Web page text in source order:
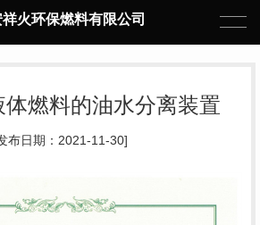
火环保燃料有限公司
燃料的油水分离装置
布日期：2021-11-30]